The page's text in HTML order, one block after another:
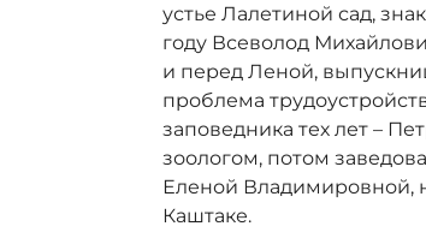
устье Лалетиной сад,
году Всеволод
и перед Леной,
проблема
заповедника тех лет –
зоологом, потом
Еленой Владимировной,
Каштаке.